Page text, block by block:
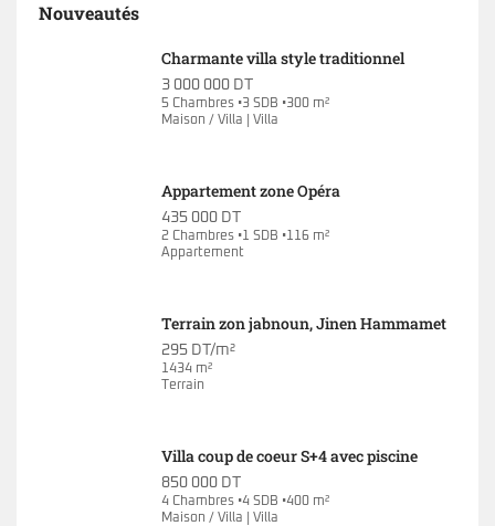
Nouveautés
Charmante villa style traditionnel
3 000 000 DT
5 Chambres •3 SDB •300 m²
Maison / Villa | Villa
Appartement zone Opéra
435 000 DT
2 Chambres •1 SDB •116 m²
Appartement
Terrain zon jabnoun, Jinen Hammamet
295 DT/m²
1434 m²
Terrain
Villa coup de coeur S+4 avec piscine
850 000 DT
4 Chambres •4 SDB •400 m²
Maison / Villa | Villa